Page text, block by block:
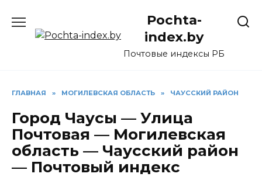
содержанию
Pochta-
index.by
Почтовые индексы РБ
ГЛАВНАЯ » МОГИЛЕВСКАЯ ОБЛАСТЬ » ЧАУССКИЙ РАЙОН
Город Чаусы — Улица
Почтовая — Могилевская
область — Чаусский район
— Почтовый индекс